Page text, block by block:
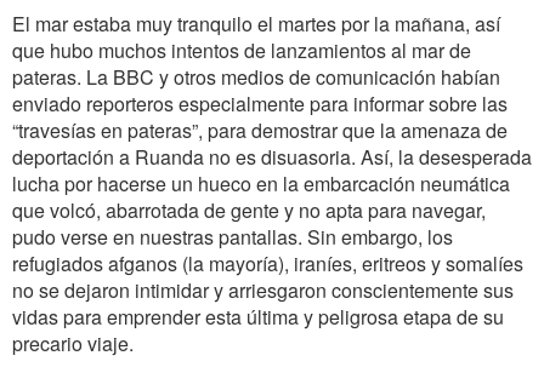
El mar estaba muy tranquilo el martes por la mañana, así
que hubo muchos intentos de lanzamientos al mar de
pateras. La BBC y otros medios de comunicación habían
enviado reporteros especialmente para informar sobre las
“travesías en pateras”, para demostrar que la amenaza de
deportación a Ruanda no es disuasoria. Así, la desesperada
lucha por hacerse un hueco en la embarcación neumática
que volcó, abarrotada de gente y no apta para navegar,
pudo verse en nuestras pantallas. Sin embargo, los
refugiados afganos (la mayoría), iraníes, eritreos y somalíes
no se dejaron intimidar y arriesgaron conscientemente sus
vidas para emprender esta última y peligrosa etapa de su
precario viaje.